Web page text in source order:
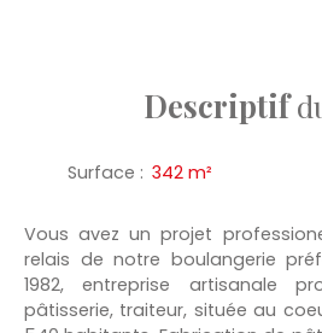
Descriptif
Surface : 342 m²
Vous avez un projet
relais de notre boulangerie
1982, entreprise artisanale
pâtisserie, traiteur, située au